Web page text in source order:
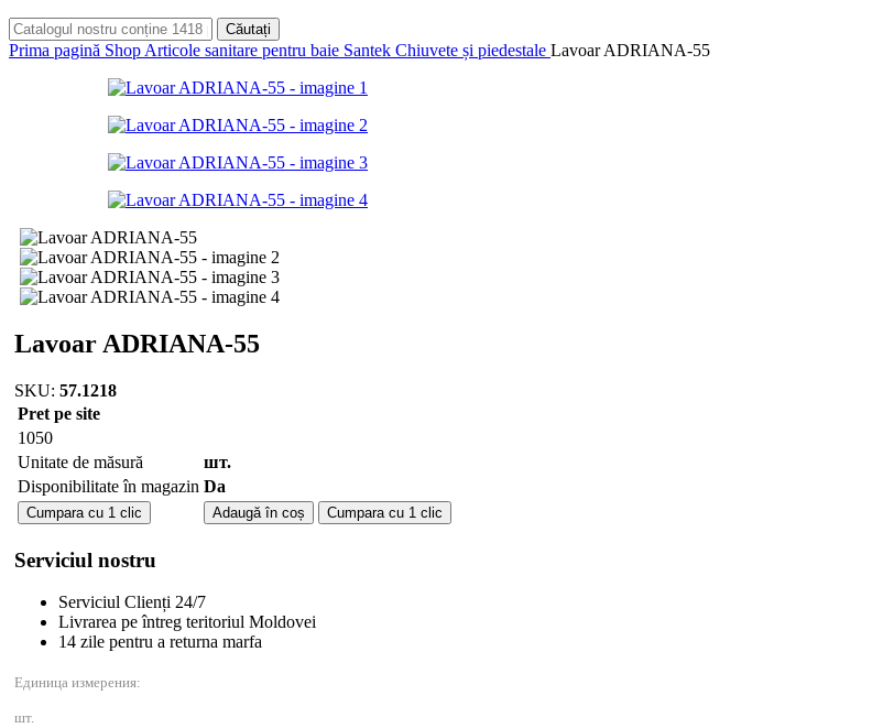
Căutați
Prima pagină Shop Articole sanitare pentru baie Santek Chiuvete și piedestale Lavoar ADRIANA-55
Lavoar ADRIANA-55
SKU: 57.1218
Pret pe site
1050
Unitate de măsură
шт.
Disponibilitate în magazin Da
Cumpara cu 1 clic
Cantitate
Lavoar
Adaugă în coș Cumpara cu 1 clic
Serviciul nostru
Serviciul Clienți 24/7
Livrarea pe întreg teritoriul Moldovei
14 zile pentru a returna marfa
Единица измерения:
шт.